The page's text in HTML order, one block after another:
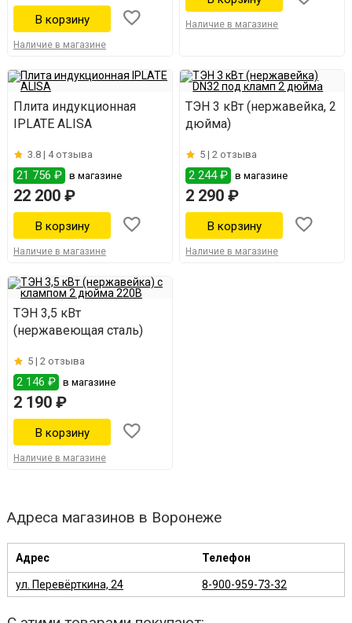
Наличие в магазине
Наличие в магазине
Плита индукционная
IPLATE ALISA
3.8 | 4 отзыва
21 756 ₽ в магазине
22 200 ₽
Наличие в магазине
ТЭН 3 кВт (нержавейка, 2
дюйма)
5 |2 отзыва
2 244 ₽ в магазине
2 290 ₽
Наличие в магазине
ТЭН 3,5 кВт
(нержавеющая сталь)
5 | 2 отзыва
2 146 ₽ в магазине
2 190 ₽
Наличие в магазине
Адреса магазинов в Воронеже
Адрес Телефон
ул. Перевёрткина, 24 8-900-959-73-32